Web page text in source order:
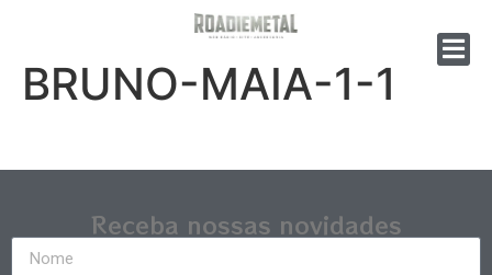
BRUNO-MAIA-1-1
Receba nossas novidades